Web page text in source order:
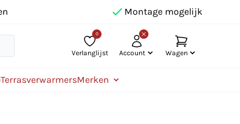
Montage mogelijk
0
Verlanglijst Account Wagen
TerrasverwarmersMerken